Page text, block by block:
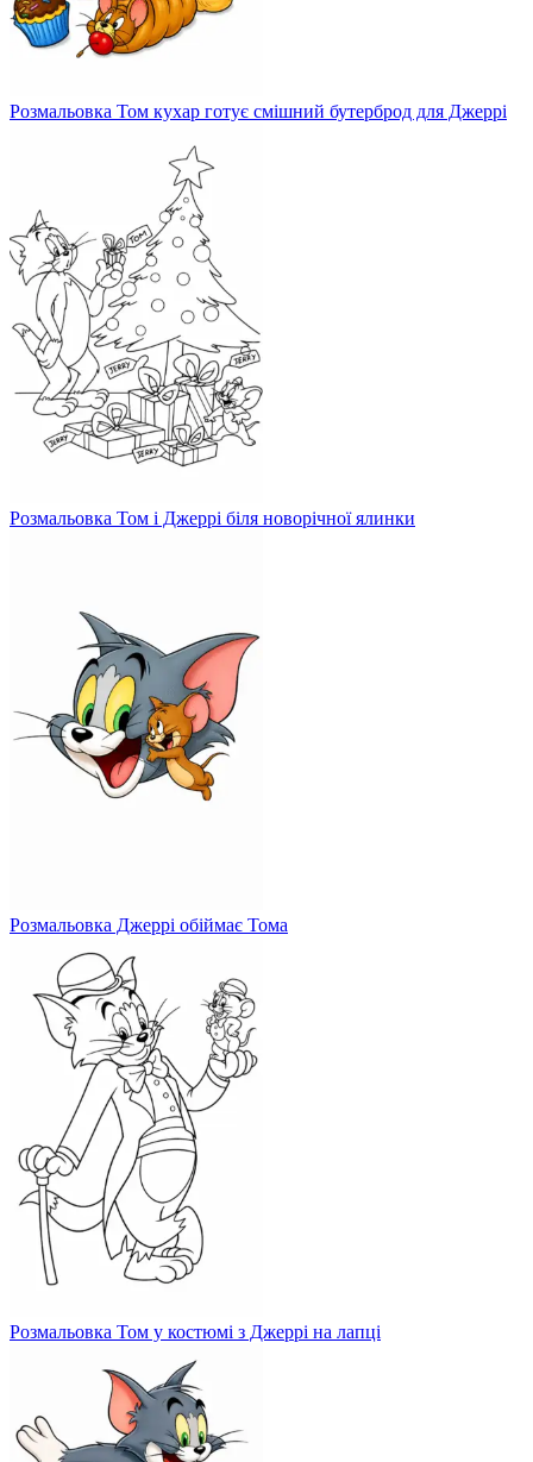
Розмальовка Том кухар готує смішний бутерброд для Джеррі
Розмальовка Том і Джеррі біля новорічної ялинки
Розмальовка Джеррі обіймає Тома
Розмальовка Том у костюмі з Джеррі на лапці